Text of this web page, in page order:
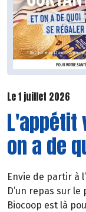
Le 1 juillet 2026
L'appétit
on a de
Envie de partir à
D’un repas sur le
Biocoop est là